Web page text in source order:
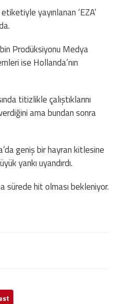
yayınlanan ‘EZA’
Prodüksiyonu Medya
ise Hollanda’nın
titizlikle çalıştıklarını
ama bundan sonra
geniş bir hayran kitlesine
yankı uyandırdı.
sürede hit olması bekleniyor.